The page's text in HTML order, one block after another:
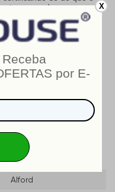
corredores e
não acompanham o
e montagem;
de fabricação.
!
NÚMERO:
produto
Alford
X